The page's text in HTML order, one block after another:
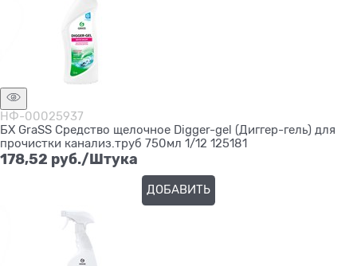
НФ-00025937
БХ GraSS Средство щелочное Digger-gel (Диггер-гель) для
прочистки канализ.труб 750мл 1/12 125181
178,52 руб./Штука
ДОБАВИТЬ